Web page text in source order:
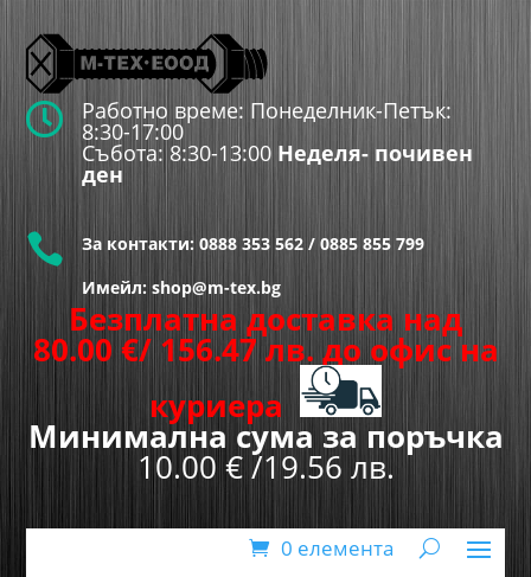
 Работно време: Понеделник-Петък:
8:30-17:00
Събота: 8:30-13:00 Неделя- почивен
ден
 За контакти: 0888 353 562 / 0885 855 799
Имейл: shop@m-tex.bg
Безплатна доставка над
80.00 €/ 156.47 лв. до офис на
куриера
Минимална сума за поръчка
10.00 € /19.56 лв.
0 елемента